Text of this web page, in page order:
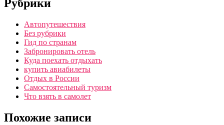
Рубрики
Автопутешествия
Без рубрики
Гид по странам
Забронировать отель
Куда поехать отдыхать
купить авиабилеты
Отдых в России
Самостоятельный туризм
Что взять в самолет
Похожие записи